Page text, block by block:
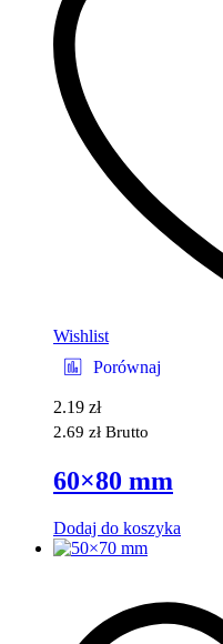
Wishlist
Porównaj
2.19 zł
2.69 zł Brutto
60×80 mm
Dodaj do koszyka